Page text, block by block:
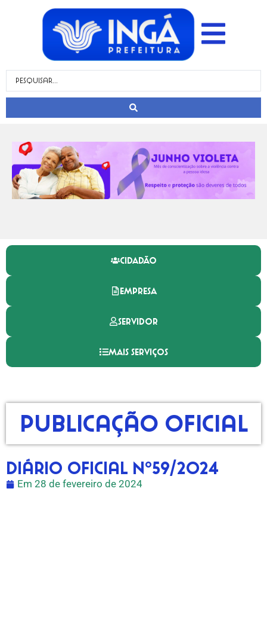
CIDADÃO
EMPRESA
SERVIDOR
MAIS SERVIÇOS
Publicação Oficial
Diário Oficial nº59/2024
Em 28 de fevereiro de 2024